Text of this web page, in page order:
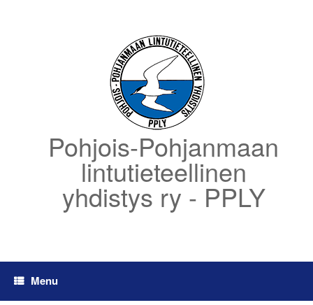
Pohjois-Pohjanmaan
lintutieteellinen
yhdistys ry - PPLY
Menu